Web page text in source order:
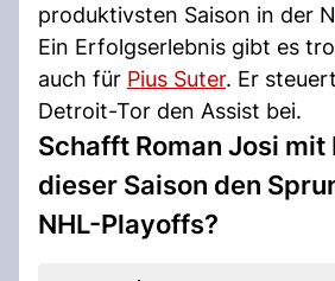
produktivsten Saison in der
Ein Erfolgserlebnis gibt es
auch für Pius Suter. Er
Detroit-Tor den Assist bei.
Schafft Roman Josi mit
dieser Saison den
NHL-Playoffs?